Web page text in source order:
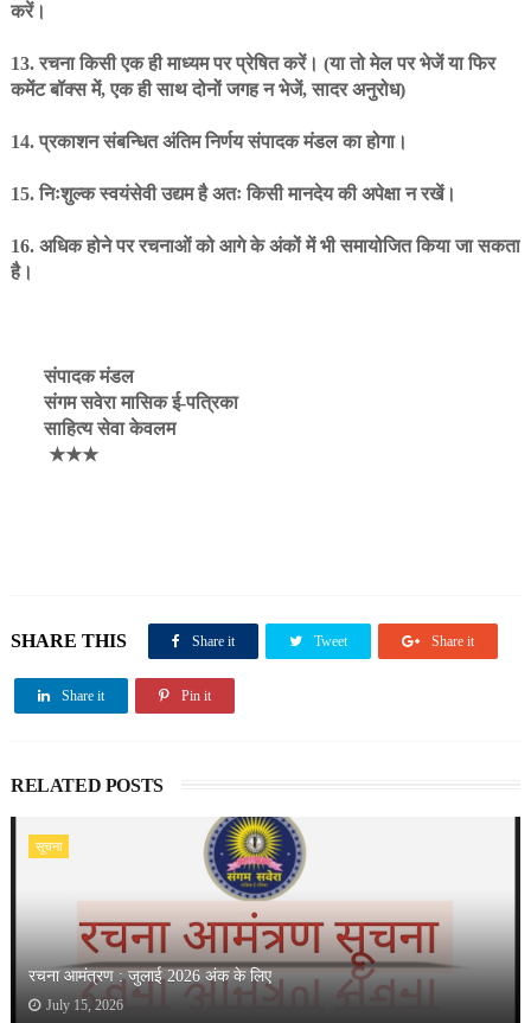
करें।
13. रचना किसी एक ही माध्यम पर प्रेषित करें। (या तो मेल पर भेजें या फिर
कमेंट बॉक्स में, एक ही साथ दोनों जगह न भेजें, सादर अनुरोध)
14. प्रकाशन संबन्धित अंतिम निर्णय संपादक मंडल का होगा।
15. निःशुल्क स्वयंसेवी उद्यम है अतः किसी मानदेय की अपेक्षा न रखें।
16. अधिक होने पर रचनाओं को आगे के अंकों में भी समायोजित किया जा सकता
है।
संपादक मंडल
संगम सवेरा मासिक ई-पत्रिका
साहित्य सेवा केवलम
★★★
SHARE THIS Share it Tweet Share it
Share it Pin it
RELATED POSTS
सूचना
रचना आमंत्रण : जुलाई 2026 अंक के लिए
July 15, 2026